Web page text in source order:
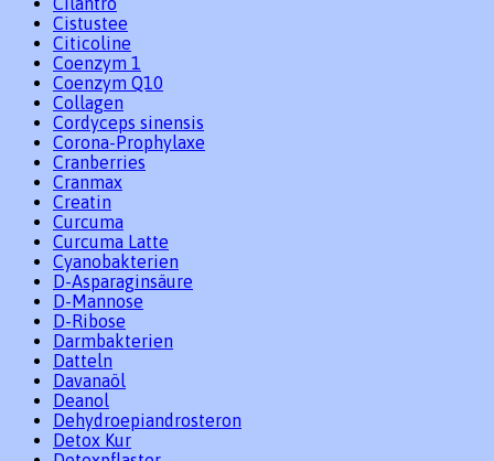
Cistustee
Citicoline
Coenzym 1
Coenzym Q10
Collagen
Cordyceps sinensis
Corona-Prophylaxe
Cranberries
Cranmax
Creatin
Curcuma
Curcuma Latte
Cyanobakterien
D-Asparaginsäure
D-Mannose
D-Ribose
Darmbakterien
Datteln
Davanaöl
Deanol
Dehydroepiandrosteron
Detox Kur